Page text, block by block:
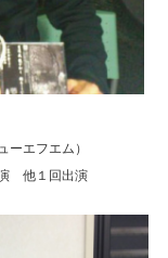
エフエム）
演 他１回出演